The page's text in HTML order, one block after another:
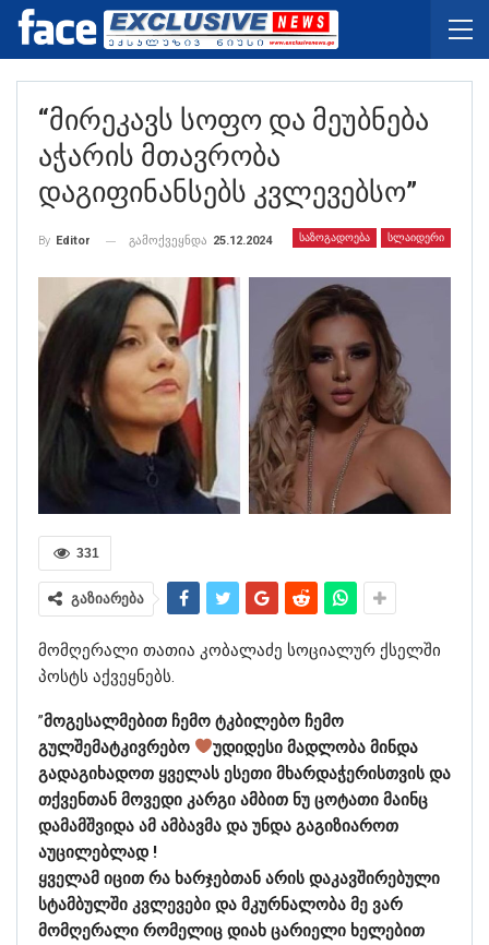
“მირეკავს Სოფო Და Მეუბნება
Აჭარის Მთავრობა
Დაგიფინანსებს Კვლევებსო”
ᲡᲐᲖᲝᲒᲐᲓᲝᲔᲑᲐ ᲡᲚᲐᲘᲓᲔᲠᲘ
By Editor გამოქვეყნდა 25.12.2024
331
გაზიარება
მომღერალი თათია კობალაძე სოციალურ ქსელში
პოსტს აქვეყნებს.
”მოგესალმებით ჩემო ტკბილებო ჩემო
გულშემატკივრებო
უდიდესი მადლობა მინდა
გადაგიხადოთ ყველას ესეთი მხარდაჭერისთვის და
თქვენთან მოვედი კარგი ამბით ნუ ცოტათი მაინც
დამამშვიდა ამ ამბავმა და უნდა გაგიზიაროთ
აუცილებლად !
ყველამ იცით რა ხარჯებთან არის დაკავშირებული
სტამბულში კვლევები და მკურნალობა მე ვარ
მომღერალი რომელიც დიახ ცარიელი ხელებით